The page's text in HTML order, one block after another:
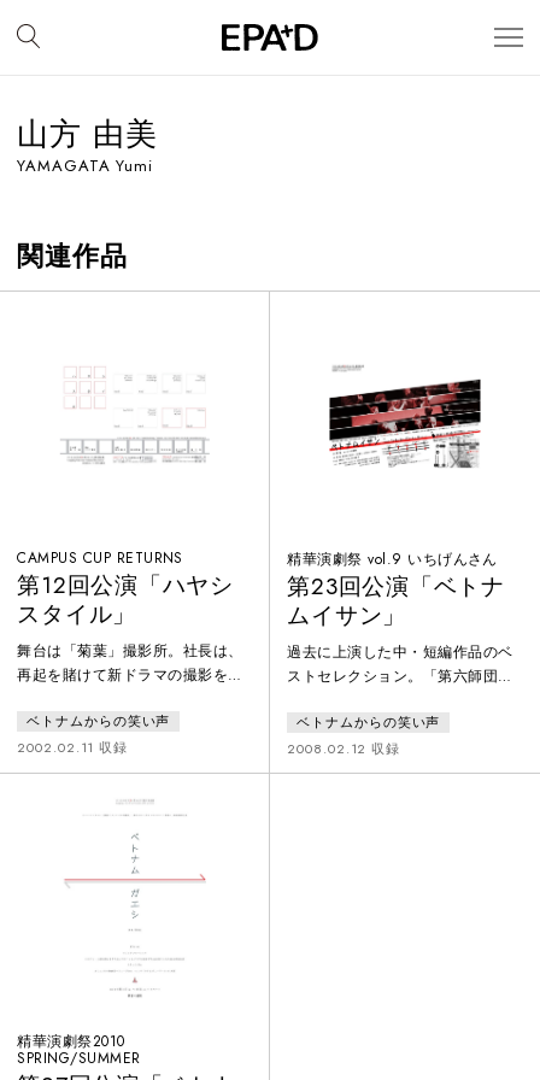
山方 由美
YAMAGATA Yumi
関連作品
CAMPUS CUP RETURNS
第12回公演「ハヤシ
スタイル」
舞台は「菊葉」撮影所。社長は、
再起を賭けて新ドラマの撮影を決
のいくつかの番組が打ち切りの危
機に？ 京都に初雪の降った12月の
ある日。東京から敏腕プロデュー
サーが招聘された…。いつも以上
にキャラクター重視。いつも以上
に見た目勝負。いつも通りのくだ
らなさ。どこにもない。騒がし
い。無意味。時代批評も問題提起
も感動も感心も脈絡もない。た
ベトナムからの笑い声
2002.02.11 収録
精華演劇祭 vol.9 いちげんさん
第23回公演「ベトナ
ムイサン」
過去に上演した中・短編作品のベ
ストセレクション。「第六師団」
年）「夏恋～季節外れの林檎と夏
蜜柑～」（第16回公演「G・H・
Q」2004年）「ロールプレイング
ベトナムからの笑い声
2008.02.12 収録
精華演劇祭2010
SPRING/SUMMER